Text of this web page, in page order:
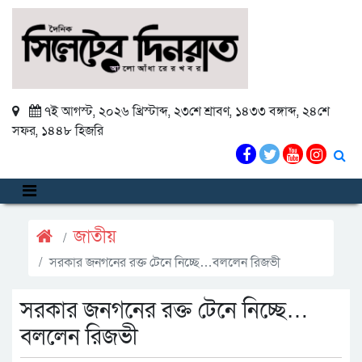
৭ই আগস্ট, ২০২৬ খ্রিস্টাব্দ, ২৩শে শ্রাবণ, ১৪৩৩ বঙ্গাব্দ, ২৪শে
সফর, ১৪৪৮ হিজরি
জাতীয়
সরকার জনগনের রক্ত টেনে নিচ্ছে…বললেন রিজভী
সরকার জনগনের রক্ত টেনে নিচ্ছে…
বললেন রিজভী